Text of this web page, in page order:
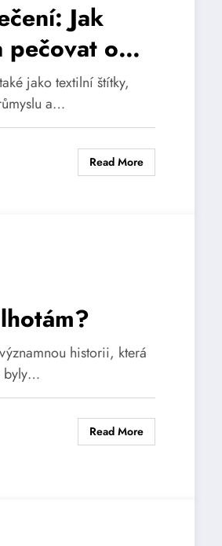
Jak
pečovat o
jako textilní štítky,
a…
Read More
historii, která
byly…
Read More